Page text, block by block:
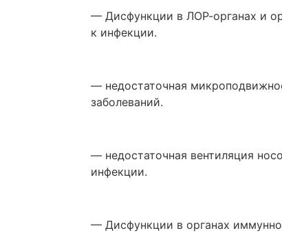
— Дисфункции в ЛОР-органах и
к инфекции.
— недостаточная
заболеваний.
— недостаточная вентиляция
инфекции.
— Дисфункции в органах